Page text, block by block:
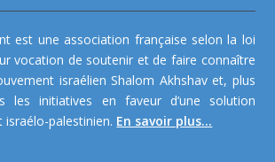
est une association française selon la loi
vocation de soutenir et de faire connaître
israélien Shalom Akhshav et, plus
les initiatives en faveur d’une solution
palestinien. En savoir plus...